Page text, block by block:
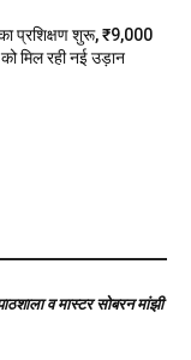
प्रशिक्षण शुरू, ₹9,000
मिल रही नई उड़ान
व मास्टर सोबरन मांझी